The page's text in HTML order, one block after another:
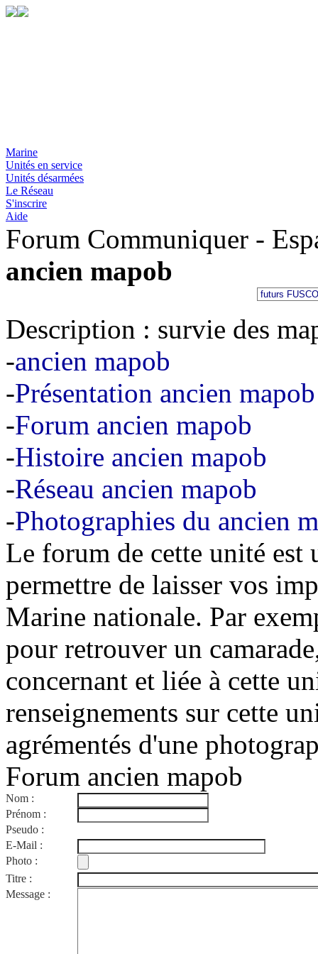
Marine
Unités en service
Unités désarmées
Le Réseau
S'inscrire
Aide
Forum Communiquer -
ancien mapob
Description : survie des
-ancien mapob
-Présentation ancien mapob
-Forum ancien mapob
-Histoire ancien mapob
-Réseau ancien mapob
-Photographies du ancien
Le forum de cette unité est
permettre de laisser vos
Marine nationale. Par
pour retrouver un
concernant et liée à cette
renseignements sur cette
agrémentés d'une
Forum ancien mapob
Nom :
Prénom :
Pseudo :
E-Mail :
Photo :
Titre :
Message :